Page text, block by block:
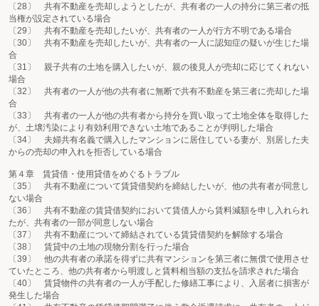
〔28〕 共有不動産を売却しようとしたが、共有者の一人の持分に第三者の抵
当権が設定されている場合
〔29〕 共有不動産を売却したいが、共有者の一人が行方不明である場合
〔30〕 共有不動産を売却したいが、共有者の一人に認知症の疑いが生じた場
合
〔31〕 親子共有の土地を購入したいが、親の後見人が売却に応じてくれない
場合
〔32〕 共有者の一人が他の共有者に無断で共有不動産を第三者に売却した場
合
〔33〕 共有者の一人が他の共有者から持分を買い取って土地全体を取得した
が、土壌汚染により有効利用できない土地であることが判明した場合
〔34〕 夫婦共有名義で購入したマンションに居住している妻が、別居した夫
からの売却の申入れを拒否している場合
第４章 賃貸借・使用貸借をめぐるトラブル
〔35〕 共有不動産について賃貸借契約を締結したいが、他の共有者が同意し
ない場合
〔36〕 共有不動産の賃貸借契約において賃借人から賃料減額を申し入れられ
たが、共有者の一部が同意しない場合
〔37〕 共有不動産について締結されている賃貸借契約を解除する場合
〔38〕 賃貸中の土地の現物分割を行った場合
〔39〕 他の共有者の承諾を得ずに共有マンションを第三者に無償で使用させ
ていたところ、他の共有者から明渡しと賃料相当額の支払を請求された場合
〔40〕 賃貸物件の共有者の一人が手配した修繕工事により、入居者に損害が
発生した場合